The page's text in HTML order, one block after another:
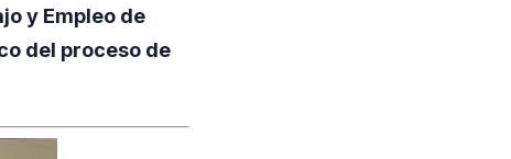
y Empleo de
del proceso de